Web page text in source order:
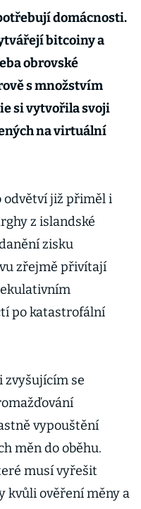
domácnosti.
bitcoiny a
obrovské
s množstvím
si vytvořila svoji
na virtuální
odvětví již přiměl i
z islandské
zisku
zřejmě přivítají
po katastrofální
zvyšujícím se
vypouštění
měn do oběhu.
musí vyřešit
kvůli ověření měny a